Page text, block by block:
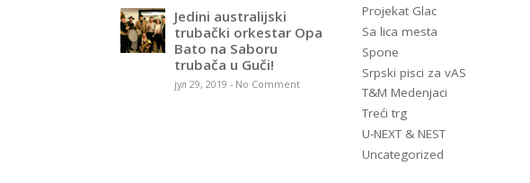
Jedini australijski
trubački orkestar Opa
Bato na Saboru
trubača u Guči!
јул 29, 2019 - No Comment
Projekat Glac
Sa lica mesta
Spone
Srpski pisci za vAS
T&M Medenjaci
Treći trg
U-NEXT & NEST
Uncategorized